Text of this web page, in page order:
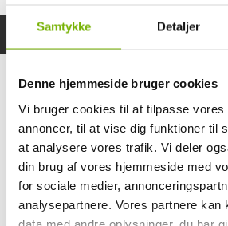
Samtykke Detaljer
Denne hjemmeside bruger cookies
Vi bruger cookies til at tilpasse vores
annoncer, til at vise dig funktioner til
at analysere vores trafik. Vi deler
din brug af vores hjemmeside med
for sociale medier,
analysepartnere. Vores partnere kan
data med andre oplysninger, du har